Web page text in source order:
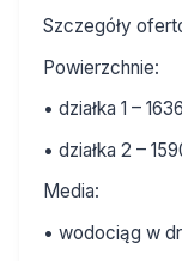
Szczegóły
Powierzchnie:
• działka 1 –
• działka 2 –
Media:
• wodociąg w